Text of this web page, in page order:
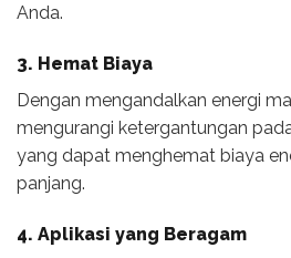
Anda.
3. Hemat Biaya
Dengan mengandalkan energi
mengurangi ketergantungan
yang dapat menghemat biaya
panjang.
4. Aplikasi yang Beragam